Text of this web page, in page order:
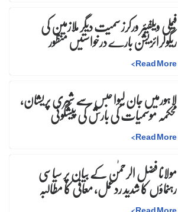
فیملی ویلفیئر ورکرز سمیت دیگر ملازمین کی
ریگولرائزیشن بارے درخواستیں منظور
Read More
>
لاہورمیں جان لیوا حبس سے شہری پریشان،
محکمہ موسمیات کی بارش کی پیشگوئی
Read More
>
مولانا فضل الرحمٰن کے بیان پر سیاسی
رہنماؤں کا شدید ردعمل، معافی کا مطالبہ